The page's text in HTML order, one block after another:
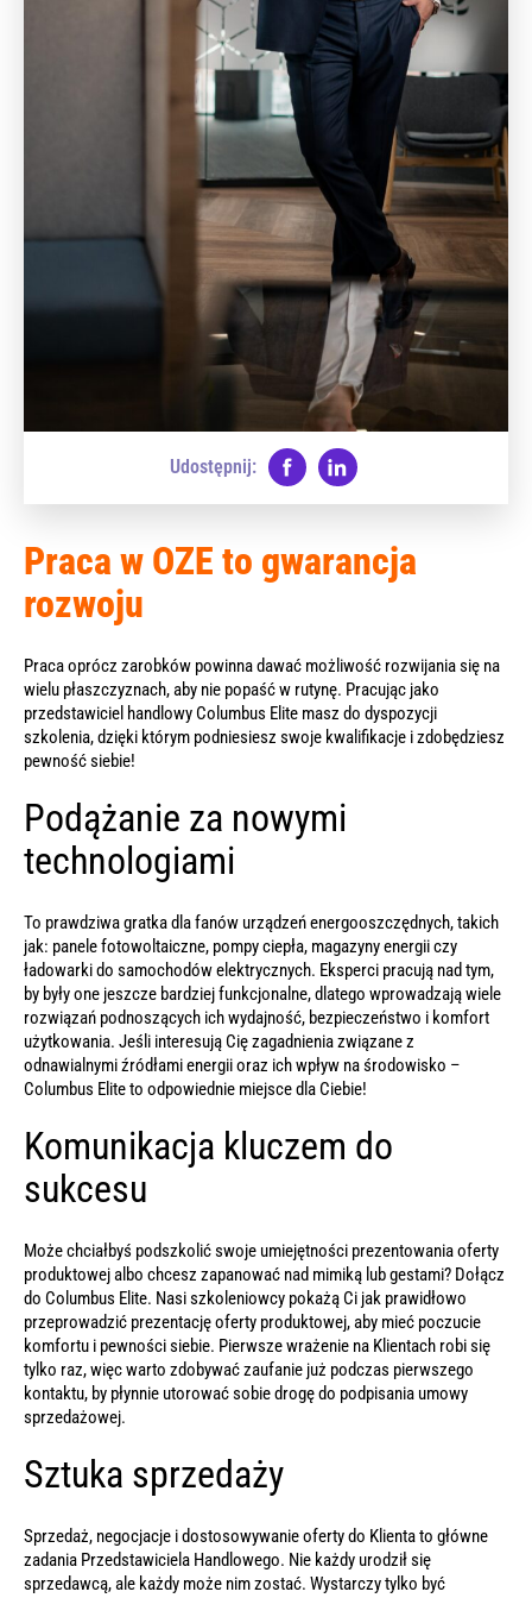
Udostępnij:
Praca w OZE to gwarancja
rozwoju
Praca oprócz zarobków powinna dawać możliwość rozwijania się na
wielu płaszczyznach, aby nie popaść w rutynę. Pracując jako
przedstawiciel handlowy Columbus Elite masz do dyspozycji
szkolenia, dzięki którym podniesiesz swoje kwalifikacje i zdobędziesz
pewność siebie!
Podążanie za nowymi
technologiami
To prawdziwa gratka dla fanów urządzeń energooszczędnych, takich
jak: panele fotowoltaiczne, pompy ciepła, magazyny energii czy
ładowarki do samochodów elektrycznych. Eksperci pracują nad tym,
by były one jeszcze bardziej funkcjonalne, dlatego wprowadzają wiele
rozwiązań podnoszących ich wydajność, bezpieczeństwo i komfort
użytkowania. Jeśli interesują Cię zagadnienia związane z
odnawialnymi źródłami energii oraz ich wpływ na środowisko –
Columbus Elite to odpowiednie miejsce dla Ciebie!
Komunikacja kluczem do
sukcesu
Może chciałbyś podszkolić swoje umiejętności prezentowania oferty
produktowej albo chcesz zapanować nad mimiką lub gestami? Dołącz
do Columbus Elite. Nasi szkoleniowcy pokażą Ci jak prawidłowo
przeprowadzić prezentację oferty produktowej, aby mieć poczucie
komfortu i pewności siebie. Pierwsze wrażenie na Klientach robi się
tylko raz, więc warto zdobywać zaufanie już podczas pierwszego
kontaktu, by płynnie utorować sobie drogę do podpisania umowy
sprzedażowej.
Sztuka sprzedaży
Sprzedaż, negocjacje i dostosowywanie oferty do Klienta to główne
zadania Przedstawiciela Handlowego. Nie każdy urodził się
sprzedawcą, ale każdy może nim zostać. Wystarczy tylko być